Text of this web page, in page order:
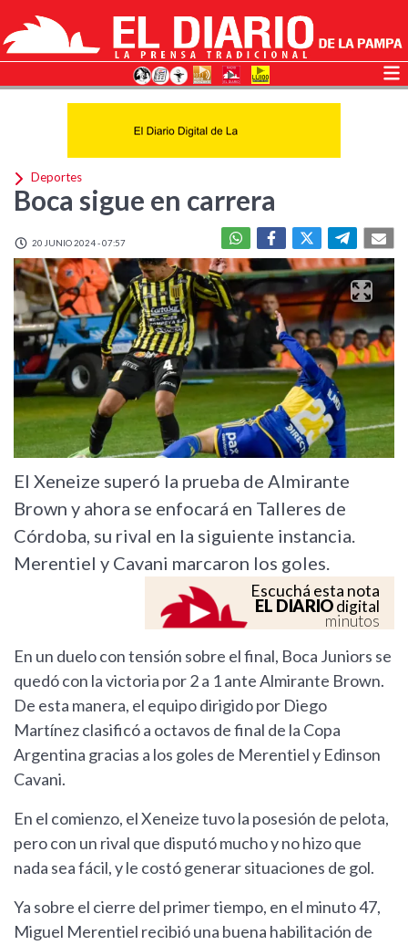
Deportes
Boca sigue en carrera
20 JUNIO 2024 - 07:57
El Xeneize superó la prueba de Almirante
Brown y ahora se enfocará en Talleres de
Córdoba, su rival en la siguiente instancia.
Merentiel y Cavani marcaron los goles.
Escuchá esta nota
EL DIARIOdigital
minutos
En un duelo con tensión sobre el final, Boca Juniors se
quedó con la victoria por 2 a 1 ante Almirante Brown.
De esta manera, el equipo dirigido por Diego
Martínez clasificó a octavos de final de la Copa
Argentina gracias a los goles de Merentiel y Edinson
Cavani.
En el comienzo, el Xeneize tuvo la posesión de pelota,
pero con un rival que disputó mucho y no hizo que
nada sea fácil, y le costó generar situaciones de gol.
Ya sobre el cierre del primer tiempo, en el minuto 47,
Miguel Merentiel recibió una buena habilitación de